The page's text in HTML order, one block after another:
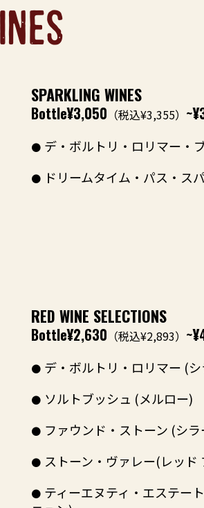
SPARKLING WINES
Bottle¥3,050 （税込¥3,355）
デ・ボルトリ・ロリマー・
ドリームタイム・パス・ス
RED WINE SELECTIONS
Bottle¥2,630 （税込¥2,893）
デ・ボルトリ・ロリマー (
ソルトブッシュ (メルロー)
ファウンド・ストーン (シラ
ストーン・ヴァレー(レッド
ティーエヌティ・エステー